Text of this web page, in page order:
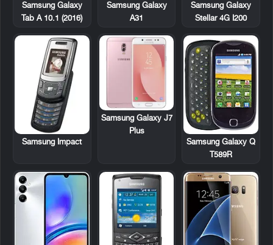
Samsung Galaxy
Stellar 4G I200
Samsung Galaxy
A31
Samsung Galaxy
Tab A 10.1 (2016)
Samsung Galaxy Q
T589R
Samsung Galaxy J7
Plus
Samsung Impact